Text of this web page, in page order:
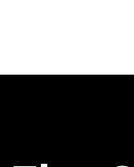
ONDERSTEUND